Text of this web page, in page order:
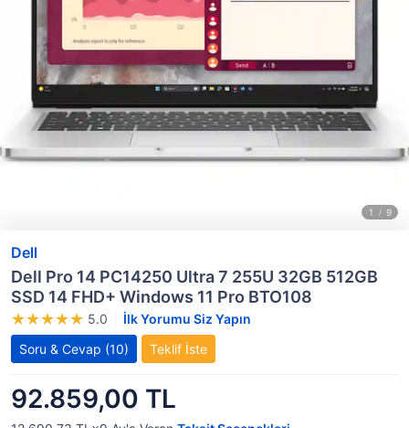
Dell
Dell Pro 14 PC14250 Ultra 7 255U 32GB 512GB
SSD 14 FHD+ Windows 11 Pro BTO108
5.0
İlk Yorumu Siz Yapın
Soru & Cevap (10) Teklif İste
92.859,00 TL